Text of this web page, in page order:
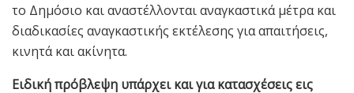
το Δημόσιο και αναστέλλονται αναγκαστικά μέτρα και
διαδικασίες αναγκαστικής εκτέλεσης για απαιτήσεις,
κινητά και ακίνητα.
Ειδική πρόβλεψη υπάρχει και για κατασχέσεις εις